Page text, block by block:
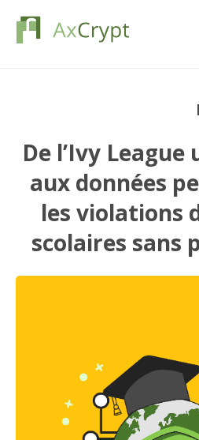
Industries
Ressources
De l’Ivy
aux données
les violations
scolaires sans